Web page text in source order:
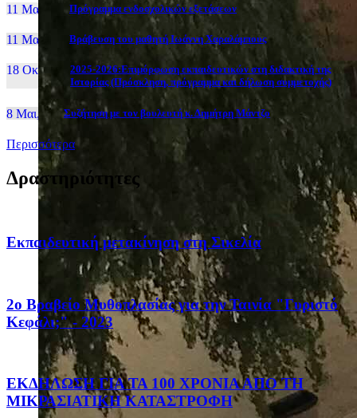
11 Μαι, 26 Πρόγραμμα ενδοσχολικών εξετάσεων
11 Μαι, 26 Βράβευση του μαθητή Ιωάννη Χαραλάμπους
18 Οκτ, 25
2025-2026:Επιμόρφωση εκπαιδευτικών στη διδακτική της
Ιστορίας (Πρόσκληση, πρόγραμμα και δήλωση συμμετοχής)
8 Μαι, 26 Συζήτηση με τον βουλευτή κ. Δημήτρη Μάντζο
Περισσότερα
Δραστηριότητες
Eκπαιδευτική μετακίνηση στη Σικελία
2ο Βραβείο Μυθοπλασίας για την Ταινία "Γυριστό
Κεφάλι;" - 2023
ΕΚΔΗΛΩΣΗ ΓΙΑ ΤΑ 100 ΧΡΟΝΙΑ ΑΠΟ ΤΗ
ΜΙΚΡΑΣΙΑΤΙΚΗ ΚΑΤΑΣΤΡΟΦΗ